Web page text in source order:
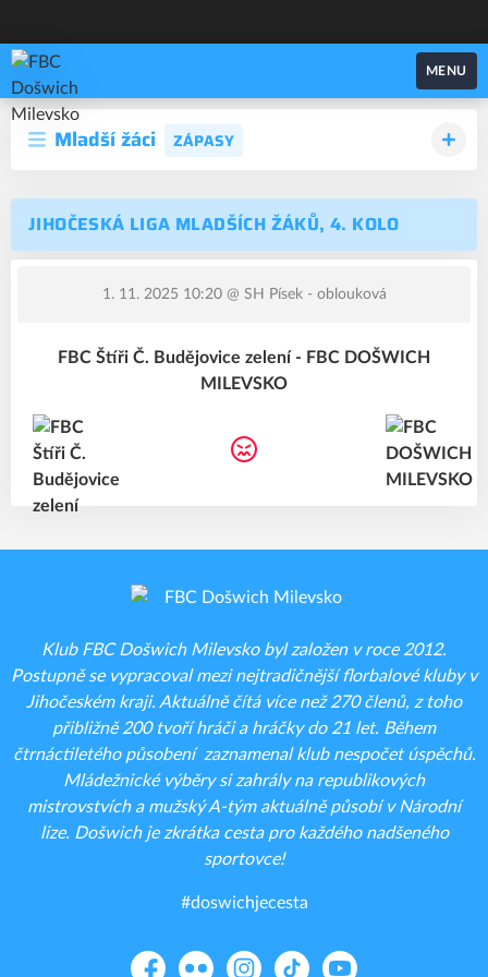
FBC Došwich Milevsko
MENU
Mladší žáci ZÁPASY
JIHOČESKÁ LIGA MLADŠÍCH ŽÁKŮ, 4. KOLO
1. 11. 2025 10:20@ SH Písek - oblouková
FBC Štíři Č. Budějovice zelení - FBC DOŠWICH
MILEVSKO
Klub FBC Došwich Milevsko byl založen v roce 2012.
Postupně se vypracoval mezi nejtradičnější florbalové kluby v
Jihočeském kraji. Aktuálně čítá více než 270 členů, z toho
přibližně 200 tvoří hráči a hráčky do 21 let. Během
čtrnáctiletého působení zaznamenal klub nespočet úspěchů.
Mládežnické výběry si zahrály na republikových
mistrovstvích a mužský A-tým aktuálně působí v Národní
lize. Došwich je zkrátka cesta pro každého nadšeného
sportovce!
#doswichjecesta